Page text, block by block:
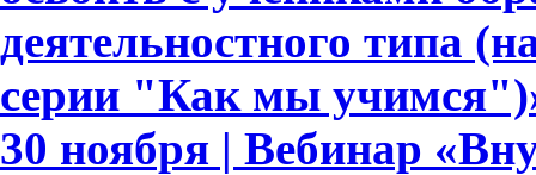
деятельностного типа
серии "Как мы
30 ноября | Вебинар